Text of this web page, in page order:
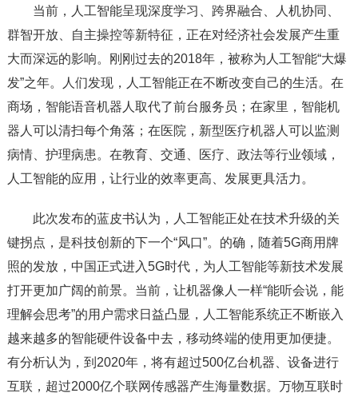
当前，人工智能呈现深度学习、跨界融合、人机协同、
群智开放、自主操控等新特征，正在对经济社会发展产生重
大而深远的影响。刚刚过去的2018年，被称为人工智能“大爆
发”之年。人们发现，人工智能正在不断改变自己的生活。在
商场，智能语音机器人取代了前台服务员；在家里，智能机
器人可以清扫每个角落；在医院，新型医疗机器人可以监测
病情、护理病患。在教育、交通、医疗、政法等行业领域，
人工智能的应用，让行业的效率更高、发展更具活力。
此次发布的蓝皮书认为，人工智能正处在技术升级的关
键拐点，是科技创新的下一个“风口”。的确，随着5G商用牌
照的发放，中国正式进入5G时代，为人工智能等新技术发展
打开更加广阔的前景。当前，让机器像人一样“能听会说，能
理解会思考”的用户需求日益凸显，人工智能系统正不断嵌入
越来越多的智能硬件设备中去，移动终端的使用更加便捷。
有分析认为，到2020年，将有超过500亿台机器、设备进行
互联，超过2000亿个联网传感器产生海量数据。万物互联时